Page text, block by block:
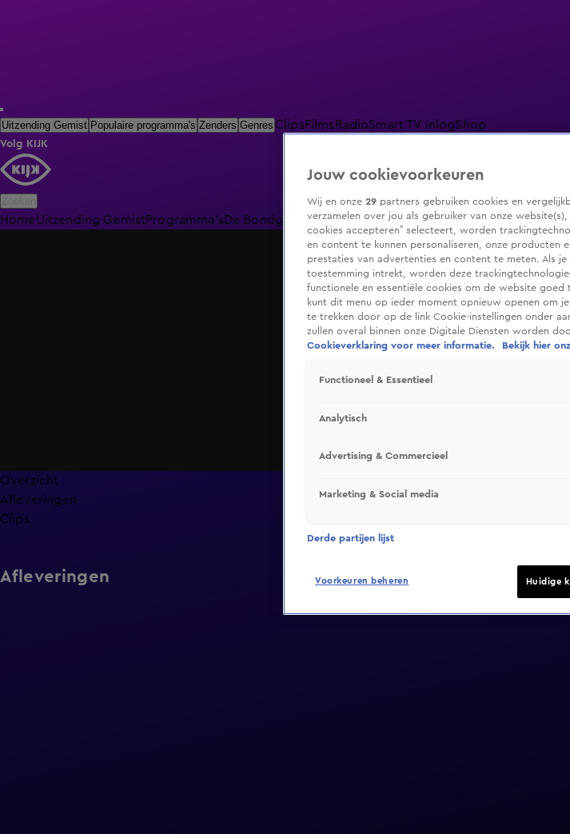
Uitzending Gemist Populaire programma's Zenders Genres ClipsFilms RadioSmart TV inlogShop
Volg KIJK
HomeUitzending GemistProgramma's De BondgenotenDe OranjezomerLivestreamsShop
Overzicht
Afleveringen
Clips
Afleveringen
Jouw cookievoorkeuren
Wij en onze 29 partners gebruiken cookies en
verzamelen over jou als gebruiker van onze
cookies accepteren” selecteert, worden
en content te kunnen personaliseren, onze producten
prestaties van advertenties en content te meten. Als je
toestemming intrekt, worden deze
functionele en essentiële cookies om de website
kunt dit menu op ieder moment opnieuw openen om
te trekken door op de link Cookie-instellingen onder
zullen overal binnen onze Digitale Diensten worden
Cookieverklaring voor meer informatie.
Bekijk hier
Functioneel & Essentieel
Analytisch
Advertising & Commercieel
Marketing & Social media
Derde partijen lijst
Voorkeuren beheren Huidige